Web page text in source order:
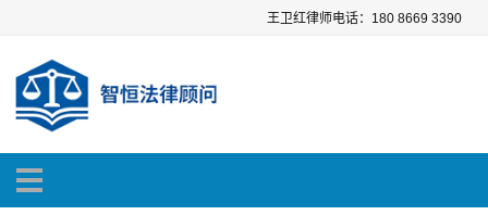
王卫红律师电话：180 8669 3390